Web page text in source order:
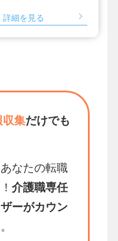
詳細を見る
収集だけでも
なたの転職
介護職専任
ーがカウン